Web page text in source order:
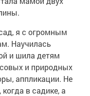
я с огромным
Научилась
и шила детям
и природных
аппликации. Не
в садике, а